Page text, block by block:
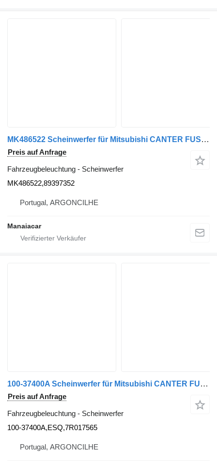
MK486522 Scheinwerfer für Mitsubishi CANTER FUSO | 88 - 0 LKW
Preis auf Anfrage
Fahrzeugbeleuchtung - Scheinwerfer
MK486522,89397352
Portugal, ARGONCILHE
Manaiacar
100-37400A Scheinwerfer für Mitsubishi CANTER FUSO | 88 - 0 LKW
Preis auf Anfrage
Fahrzeugbeleuchtung - Scheinwerfer
100-37400A,ESQ,7R017565
Portugal, ARGONCILHE